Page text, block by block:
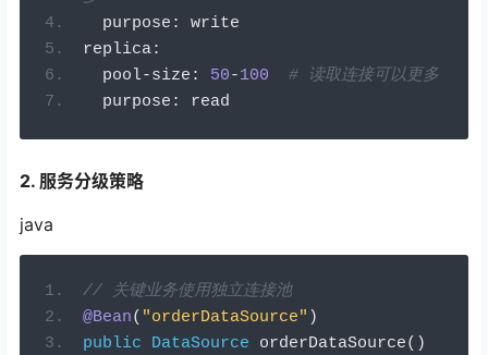
  purpose
:
write
replica:
  pool
-size : 50-100
# 读取连接可以更多
  purpose
: read
2. 服务分级策略
java
// 关键业务使用独立连接池
@Bean( "orderDataSource" )
public
DataSource orderDataSource()